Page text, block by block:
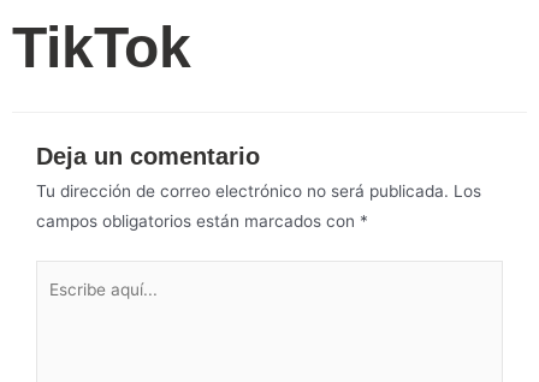
TikTok
Deja un comentario
Tu dirección de correo electrónico no será publicada. Los
campos obligatorios están marcados con *